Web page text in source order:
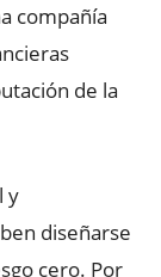
compañía
de la
y
diseñarse
cero. Por